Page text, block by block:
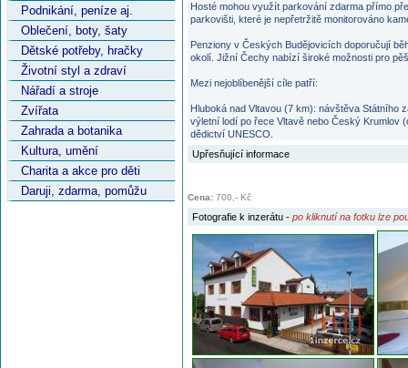
Podnikání, peníze aj.
Oblečení, boty, šaty
Dětské potřeby, hračky
Životní styl a zdraví
Nářadí a stroje
Zvířata
Zahrada a botanika
Kultura, umění
Charita a akce pro děti
Daruji, zdarma, pomůžu
Hosté mohou využít parkování zdarma přímo
parkovišti, které je nepřetržitě monitorováno
Penziony v Českých Budějovicích doporučují
okolí. Jižní Čechy nabízí široké možnosti pro
Mezi nejoblíbenější cíle patří:
Hluboká nad Vltavou (7 km): návštěva Státního
výletní lodí po řece Vltavě nebo Český Krumlov
dědictví UNESCO.
Upřesňující informace
Cena: 700,- Kč
Fotografie k inzerátu - po kliknutí na fotku lze